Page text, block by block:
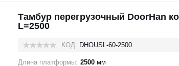
Тамбур перегрузочный DoorHan
L=2500
КОД: DHOUSL-60-2500
Длина платформы: 2500 мм